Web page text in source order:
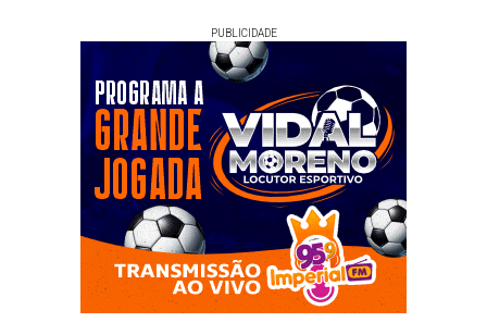
PUBLICIDADE